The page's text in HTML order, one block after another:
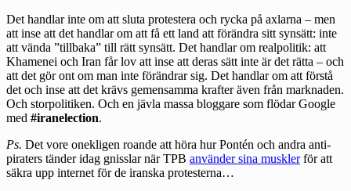
Det handlar inte om att sluta protestera och rycka på axlarna – men
att inse att det handlar om att få ett land att förändra sitt synsätt: inte
att vända ”tillbaka” till rätt synsätt. Det handlar om realpolitik: att
Khamenei och Iran får lov att inse att deras sätt inte är det rätta – och
att det gör ont om man inte förändrar sig. Det handlar om att förstå
det och inse att det krävs gemensamma krafter även från marknaden.
Och storpolitiken. Och en jävla massa bloggare som flödar Google
med #iranelection.
Ps. Det vore onekligen roande att höra hur Pontén och andra anti-
piraters tänder idag gnisslar när TPB använder sina musklerför att
säkra upp internet för de iranska protesterna…